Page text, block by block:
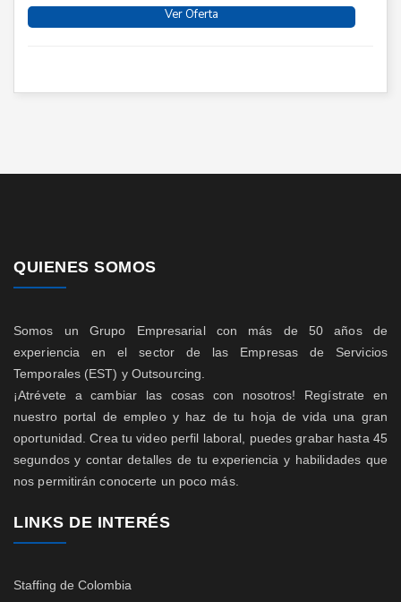
Ver Oferta
QUIENES SOMOS
Somos un Grupo Empresarial con más de 50 años de
experiencia en el sector de las Empresas de Servicios
Temporales (EST) y Outsourcing.
¡Atrévete a cambiar las cosas con nosotros! Regístrate en
nuestro portal de empleo y haz de tu hoja de vida una gran
oportunidad. Crea tu video perfil laboral, puedes grabar hasta 45
segundos y contar detalles de tu experiencia y habilidades que
nos permitirán conocerte un poco más.
LINKS DE INTERÉS
Staffing de Colombia